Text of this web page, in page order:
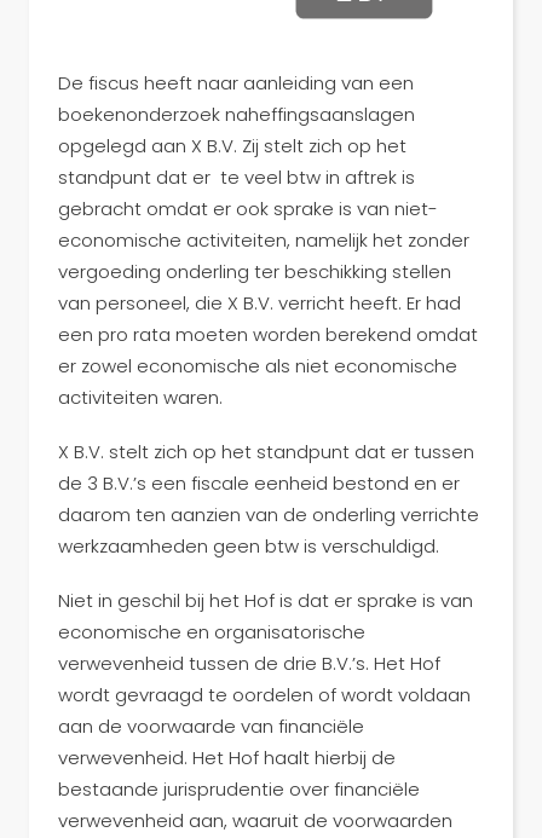
De fiscus heeft naar aanleiding van een
boekenonderzoek naheffingsaanslagen
opgelegd aan X B.V. Zij stelt zich op het
standpunt dat er te veel btw in aftrek is
gebracht omdat er ook sprake is van niet-
economische activiteiten, namelijk het zonder
vergoeding onderling ter beschikking stellen
van personeel, die X B.V. verricht heeft. Er had
een pro rata moeten worden berekend omdat
er zowel economische als niet economische
activiteiten waren.
X B.V. stelt zich op het standpunt dat er tussen
de 3 B.V.’s een fiscale eenheid bestond en er
daarom ten aanzien van de onderling verrichte
werkzaamheden geen btw is verschuldigd.
Niet in geschil bij het Hof is dat er sprake is van
economische en organisatorische
verwevenheid tussen de drie B.V.’s. Het Hof
wordt gevraagd te oordelen of wordt voldaan
aan de voorwaarde van financiële
verwevenheid. Het Hof haalt hierbij de
bestaande jurisprudentie over financiële
verwevenheid aan, waaruit de voorwaarden